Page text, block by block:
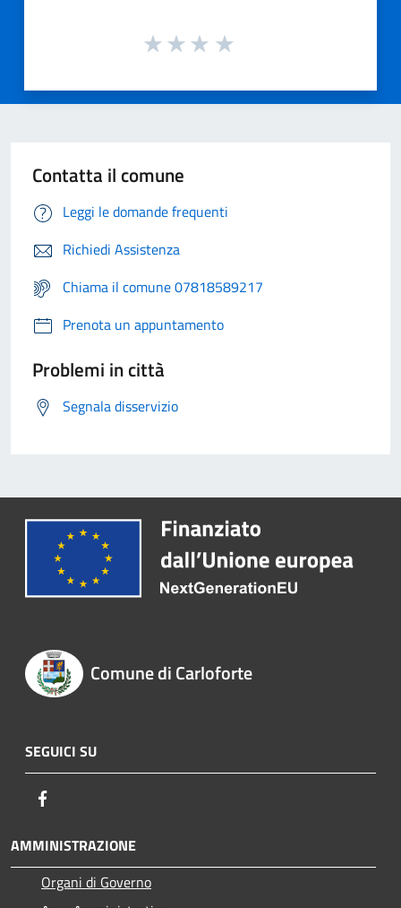
Contatta il comune
Leggi le domande frequenti
Richiedi Assistenza
Chiama il comune 07818589217
Prenota un appuntamento
Problemi in città
Segnala disservizio
Comune di Carloforte
SEGUICI SU
AMMINISTRAZIONE
Organi di Governo